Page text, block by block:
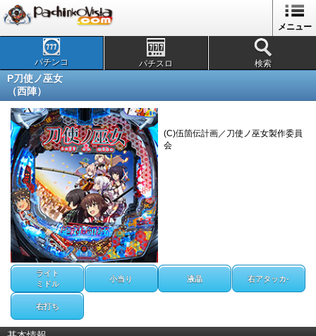
メニュー
パチンコ パチスロ 検索
P刀使ノ巫女
（西陣）
(C)伍箇伝計画／刀使ノ巫女製作委員
会
ライト
ミドル
小当り 液晶 右アタッカ-
右打ち